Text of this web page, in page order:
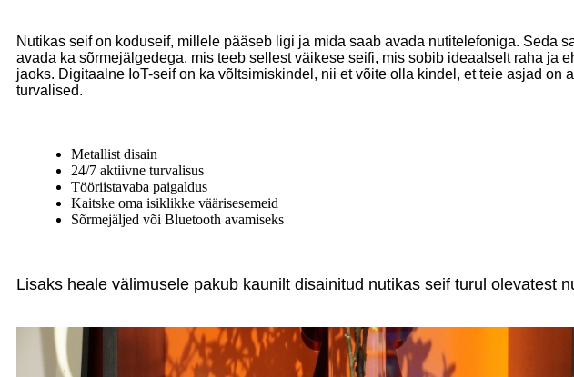
Nutikas seif on koduseif, millele pääseb ligi ja mida saab avada nutitelefoniga. Seda
avada ka sõrmejälgedega, mis teeb sellest väikese seifi, mis sobib ideaalselt raha ja
jaoks. Digitaalne IoT-seif on ka võltsimiskindel, nii et võite olla kindel, et teie asjad on
turvalised.
Metallist disain
24/7 aktiivne turvalisus
Tööriistavaba paigaldus
Kaitske oma isiklikke väärisesemeid
Sõrmejäljed või Bluetooth avamiseks
Lisaks heale välimusele pakub kaunilt disainitud nutikas seif turul olevatest